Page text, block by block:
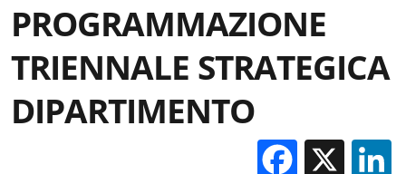
PROGRAMMAZIONE
TRIENNALE STRATEGICA
DIPARTIMENTO
X